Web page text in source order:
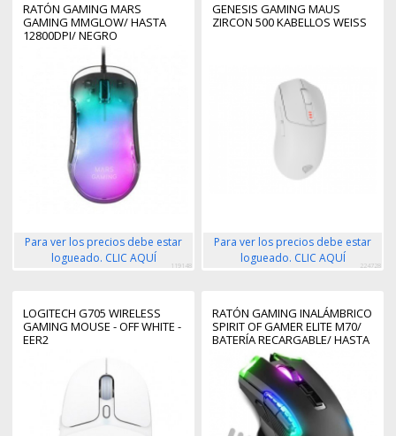
RATÓN GAMING MARS
GAMING MMGLOW/ HASTA
12800DPI/ NEGRO
Para ver los precios debe estar
logueado. CLIC AQUÍ
119148
GENESIS GAMING MAUS
ZIRCON 500 KABELLOS WEISS
Para ver los precios debe estar
logueado. CLIC AQUÍ
224728
LOGITECH G705 WIRELESS
GAMING MOUSE - OFF WHITE -
EER2
RATÓN GAMING INALÁMBRICO
SPIRIT OF GAMER ELITE M70/
BATERÍA RECARGABLE/ HASTA
4800 DPI